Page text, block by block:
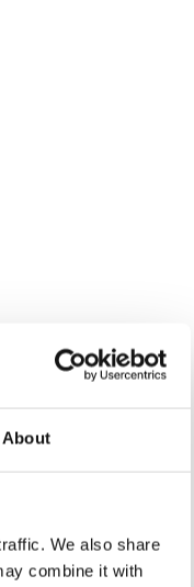
About
We also share
combine it with